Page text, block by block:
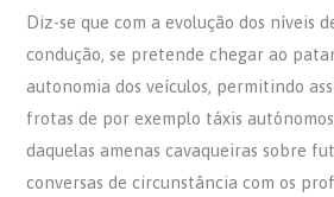
Diz-se que com a evolução dos níveis
condução, se pretende chegar ao
autonomia dos veículos, permitindo
frotas de por exemplo táxis
daquelas amenas cavaqueiras sobre
conversas de circunstância com os